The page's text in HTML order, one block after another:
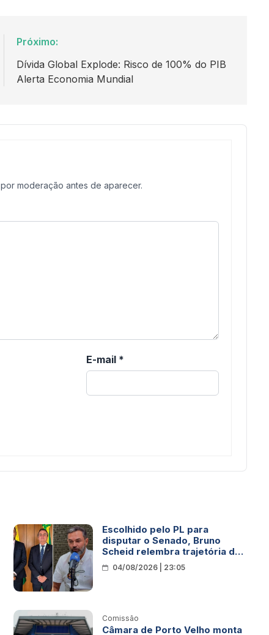
Próximo:
Dívida Global Explode: Risco de 100% do PIB
Alerta Economia Mundial
moderação antes de aparecer.
E-mail *
Escolhido pelo PL para
disputar o Senado, Bruno
Scheid relembra trajetória de
vida e aproximação com Jair
Bolsonaro
04/08/2026 | 23:05
Comissão
Câmara de Porto Velho monta